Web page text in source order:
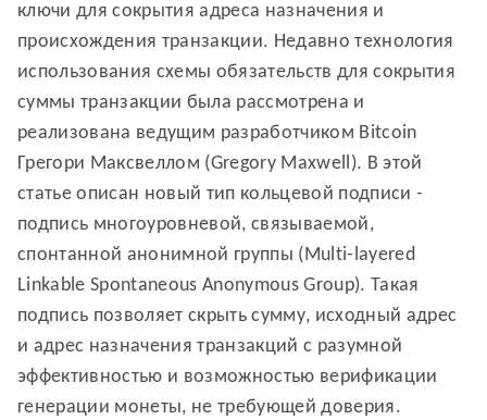
ключи для сокрытия адреса назначения и
происхождения транзакции. Недавно технология
использования схемы обязательств для сокрытия
суммы транзакции была рассмотрена и
реализована ведущим разработчиком Bitcoin
Грегори Максвеллом (Gregory Maxwell). В этой
статье описан новый тип кольцевой подписи -
подпись многоуровневой, связываемой,
спонтанной анонимной группы (Multi-layered
Linkable Spontaneous Anonymous Group). Такая
подпись позволяет скрыть сумму, исходный адрес
и адрес назначения транзакций с разумной
эффективностью и возможностью верификации
генерации монеты, не требующей доверия.